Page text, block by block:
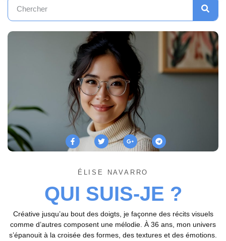
ÉLISE NAVARRO
QUI SUIS-JE ?
Créative jusqu’au bout des doigts, je façonne des récits visuels
comme d’autres composent une mélodie. À 36 ans, mon univers
s’épanouit à la croisée des formes, des textures et des émotions.